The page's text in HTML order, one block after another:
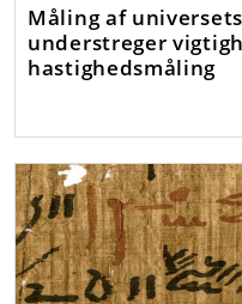
Måling af
understreger
hastighedsmåling